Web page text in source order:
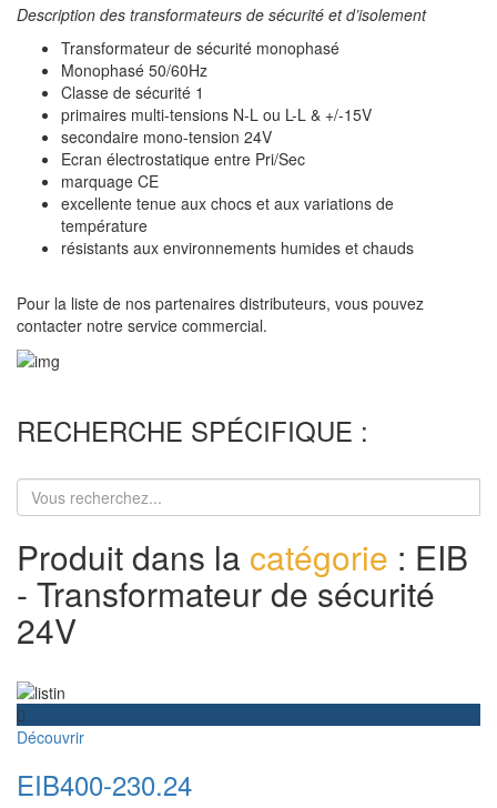
Description des transformateurs de sécurité et d’isolement
Transformateur de sécurité monophasé
Monophasé 50/60Hz
Classe de sécurité 1
primaires multi-tensions N-L ou L-L & +/-15V
secondaire mono-tension 24V
Ecran électrostatique entre Pri/Sec
marquage CE
excellente tenue aux chocs et aux variations de
température
résistants aux environnements humides et chauds
Pour la liste de nos partenaires distributeurs, vous pouvez
contacter notre service commercial.
RECHERCHE SPÉCIFIQUE :
Produit dans la catégorie : EIB
- Transformateur de sécurité
24V
Découvrir
EIB400-230.24